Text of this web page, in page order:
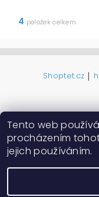
4 položek celkem
Shoptet.cz |
Tento web
procházením
jejich používáním.